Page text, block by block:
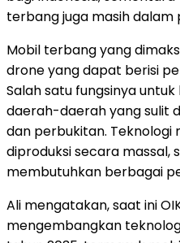
terbang juga masih dalam
Mobil terbang yang
drone yang dapat berisi
Salah satu fungsinya
daerah-daerah yang sulit
dan perbukitan. Teknologi
diproduksi secara massal,
membutuhkan berbagai
Ali mengatakan, saat ini
mengembangkan